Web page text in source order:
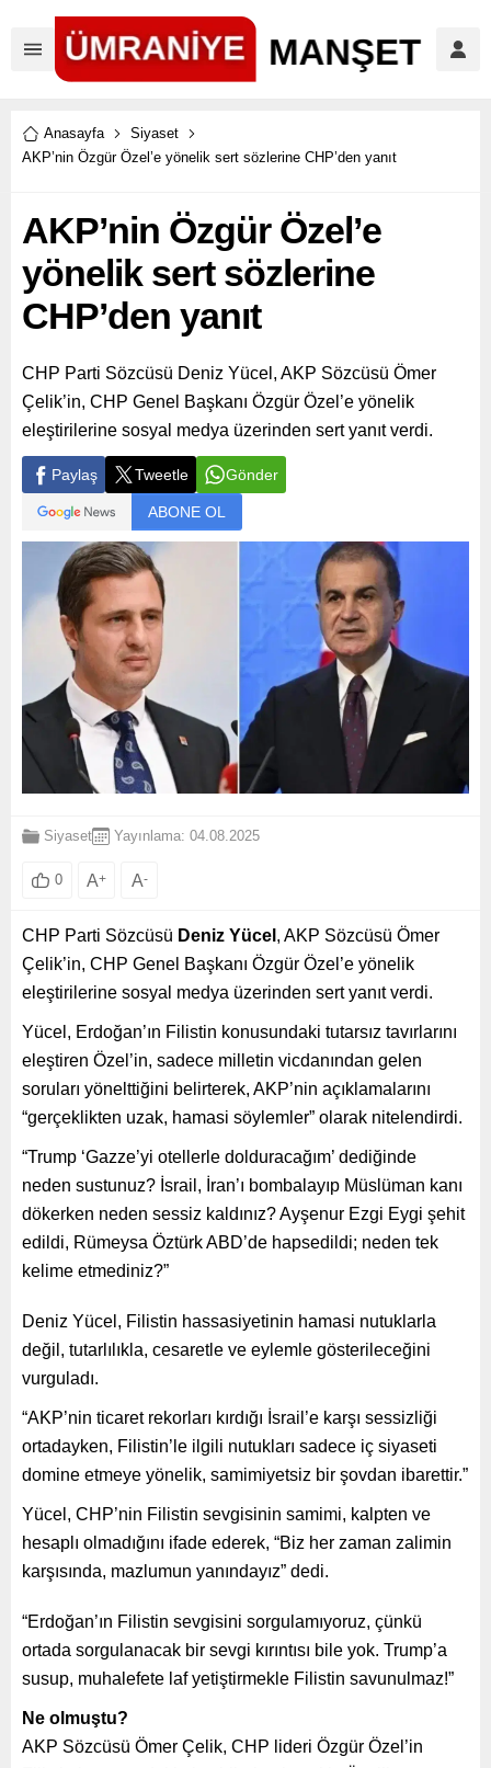
Anasayfa
Siyaset
AKP’nin Özgür Özel’e yönelik sert sözlerine CHP’den yanıt
AKP’nin Özgür Özel’e
yönelik sert sözlerine
CHP’den yanıt
CHP Parti Sözcüsü Deniz Yücel, AKP Sözcüsü Ömer
Çelik’in, CHP Genel Başkanı Özgür Özel’e yönelik
eleştirilerine sosyal medya üzerinden sert yanıt verdi.
Paylaş Tweetle Gönder
ABONE OL
Siyaset Yayınlama: 04.08.2025
0 A+ A-
CHP Parti Sözcüsü Deniz Yücel , AKP Sözcüsü Ömer
Çelik’in, CHP Genel Başkanı Özgür Özel’e yönelik
eleştirilerine sosyal medya üzerinden sert yanıt verdi.
Yücel, Erdoğan’ın Filistin konusundaki tutarsız tavırlarını
eleştiren Özel’in, sadece milletin vicdanından gelen
soruları yönelttiğini belirterek, AKP’nin açıklamalarını
“gerçeklikten uzak, hamasi söylemler” olarak nitelendirdi.
“Trump ‘Gazze’yi otellerle dolduracağım’ dediğinde
neden sustunuz? İsrail, İran’ı bombalayıp Müslüman kanı
dökerken neden sessiz kaldınız? Ayşenur Ezgi Eygi şehit
edildi, Rümeysa Öztürk ABD’de hapsedildi; neden tek
kelime etmediniz?”
Deniz Yücel, Filistin hassasiyetinin hamasi nutuklarla
değil, tutarlılıkla, cesaretle ve eylemle gösterileceğini
vurguladı.
“AKP’nin ticaret rekorları kırdığı İsrail’e karşı sessizliği
ortadayken, Filistin’le ilgili nutukları sadece iç siyaseti
domine etmeye yönelik, samimiyetsiz bir şovdan ibarettir.”
Yücel, CHP’nin Filistin sevgisinin samimi, kalpten ve
hesaplı olmadığını ifade ederek, “Biz her zaman zalimin
karşısında, mazlumun yanındayız” dedi.
“Erdoğan’ın Filistin sevgisini sorgulamıyoruz, çünkü
ortada sorgulanacak bir sevgi kırıntısı bile yok. Trump’a
susup, muhalefete laf yetiştirmekle Filistin savunulmaz!”
Ne olmuştu?
AKP Sözcüsü Ömer Çelik, CHP lideri Özgür Özel’in